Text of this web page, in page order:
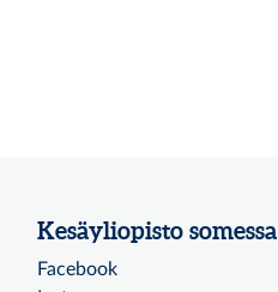
Kesäyliopisto somessa
Facebook